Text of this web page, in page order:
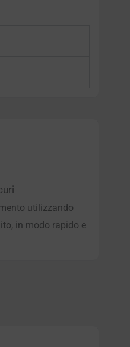
utilizzando
in modo rapido e